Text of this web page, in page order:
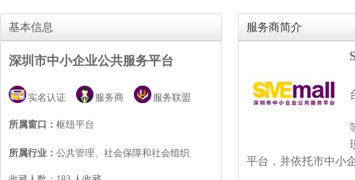
基本信息
深圳市中小企业公共服务平台
实名认证 服务商 服务联盟
所属窗口： 枢纽平台
所属行业： 公共管理、社会保障和社会组织
服务商简介
平台，并依托市中小